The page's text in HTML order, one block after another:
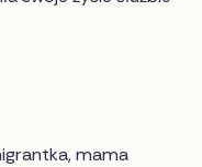
mama